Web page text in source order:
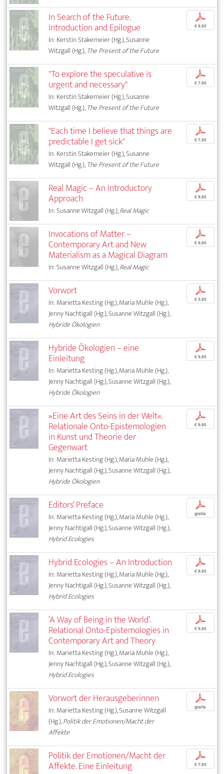
In Search of the Future.
Introduction and Epilogue
In: Kerstin Stakemeier (Hg.), Susanne
Witzgall (Hg.),The Present of the Future
p
€ 9,95
"To explore the speculative is
urgent and necessary"
In: Kerstin Stakemeier (Hg.), Susanne
Witzgall (Hg.),The Present of the Future
p
€ 7,95
"Each time I believe that things are
predictable I get sick"
In: Kerstin Stakemeier (Hg.), Susanne
Witzgall (Hg.),The Present of the Future
p
€ 7,95
Real Magic – An Introductory
Approach
In: Susanne Witzgall (Hg.),Real Magic
p
€ 9,95
Invocations of Matter –
Contemporary Art and New
Materialism as a Magical Diagram
In: Susanne Witzgall (Hg.),Real Magic
p
€ 9,95
Vorwort
In: Marietta Kesting (Hg.), Maria Muhle (Hg.),
Jenny Nachtigall (Hg.), Susanne Witzgall (Hg.),
Hybride Ökologien
p
€ 5,95
Hybride Ökologien – eine
Einleitung
In: Marietta Kesting (Hg.), Maria Muhle (Hg.),
Jenny Nachtigall (Hg.), Susanne Witzgall (Hg.),
Hybride Ökologien
p
€ 9,95
»Eine Art des Seins in der Welt«.
Relationale Onto-Epistemologien
in Kunst und Theorie der
Gegenwart
In: Marietta Kesting (Hg.), Maria Muhle (Hg.),
Jenny Nachtigall (Hg.), Susanne Witzgall (Hg.),
Hybride Ökologien
p
€ 9,95
Editors’ Preface
In: Marietta Kesting (Hg.), Maria Muhle (Hg.),
Jenny Nachtigall (Hg.), Susanne Witzgall (Hg.),
Hybrid Ecologies
p
gratis
Hybrid Ecologies – An Introduction
In: Marietta Kesting (Hg.), Maria Muhle (Hg.),
Jenny Nachtigall (Hg.), Susanne Witzgall (Hg.),
Hybrid Ecologies
p
€ 9,95
‘A Way of Being in the World’.
Relational Onto-Epistemologies in
Contemporary Art and Theory
In: Marietta Kesting (Hg.), Maria Muhle (Hg.),
Jenny Nachtigall (Hg.), Susanne Witzgall (Hg.),
Hybrid Ecologies
p
€ 9,95
Vorwort der Herausgeberinnen
In: Marietta Kesting (Hg.), Susanne Witzgall
(Hg.),Politik der Emotionen/Macht der
Affekte
p
gratis
Politik der Emotionen/Macht der
Affekte. Eine Einleitung
p
€ 7,95